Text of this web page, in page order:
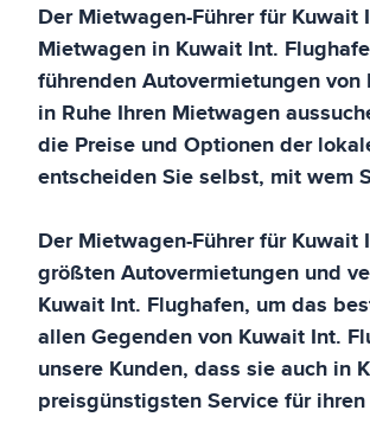
Der Mietwagen-Führer fürKuwait
Mietwagen in Kuwait Int.
führenden Autovermietungen von
in Ruhe Ihren Mietwagen
die Preise und Optionen der
entscheiden Sie selbst, mit wem
Der Mietwagen-Führer fürKuwait
größten Autovermietungen und
Kuwait Int. Flughafen, um das
allen Gegenden von Kuwait Int.
unsere Kunden, dass sie auch in
preisgünstigsten Service für